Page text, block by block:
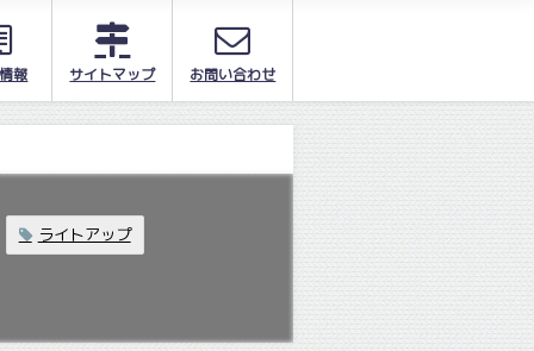
報 サイトマップ お問い合わせ
ライトアップ